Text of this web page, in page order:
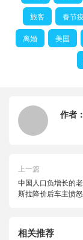
旅客 春节
离婚 美国
作者：
上一篇
中国人口负增长的
斯拉降价后车主愤
相关推荐